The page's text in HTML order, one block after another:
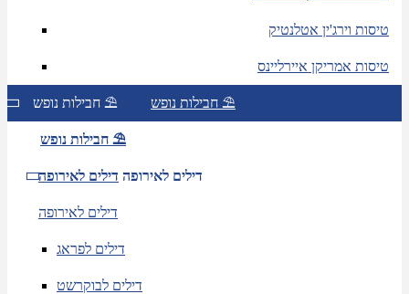
טיסות וירג'ין אטלנטיק
טיסות אמריקן איירליינס
חבילות נופש ⛱ חבילות נופש ⛱
חבילות נופש ⛱
דילים לאירופה דילים לאירופה
דילים לאירופה
דילים לפראג
דילים לבוקרשט